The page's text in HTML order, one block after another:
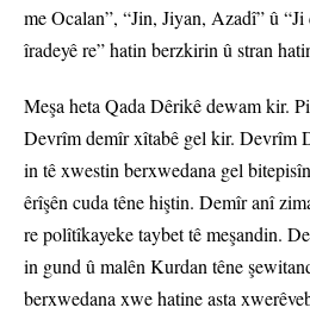
me Ocalan”, “Jin, Jiyan, Azadî” û
îradeyê re” hatin berzkirin û stran
Meşa heta Qada Dêrikê dewam kir.
Devrîm demîr xîtabê gel kir. Devrîm
in tê xwestin berxwedana gel
êrîşên cuda têne hiştin. Demîr anî
re polîtîkayeke taybet tê meşandin.
in gund û malên Kurdan têne
berxwedana xwe hatine asta